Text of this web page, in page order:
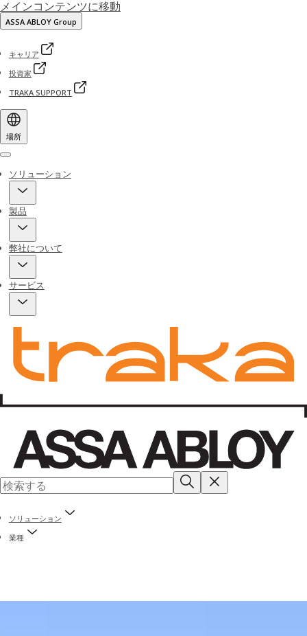
メインコンテンツに移動
ASSA ABLOY Group
キャリア
投資家
TRAKA SUPPORT
場所
Menu
ソリューション
製品
弊社について
サービス
ソリューション
業種